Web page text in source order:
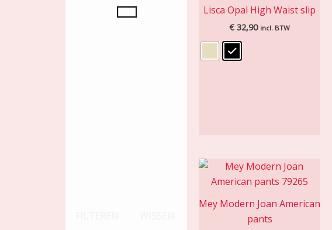
Lisca Opal High Waist slip
€ 32,90 incl. BTW
Mey Modern Joan American
pants